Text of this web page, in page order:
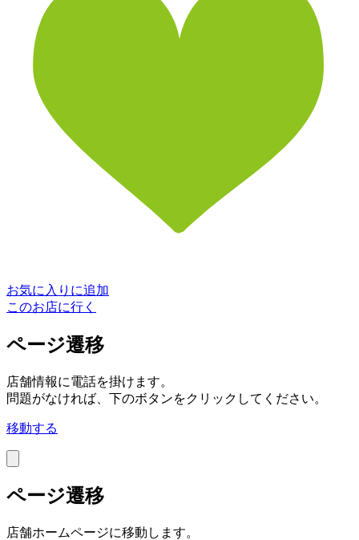
お気に入りに追加
このお店に行く
ページ遷移
店舗情報に電話を掛けます。
問題がなければ、下のボタンをクリックしてください。
移動する
ページ遷移
店舗ホームページに移動します。